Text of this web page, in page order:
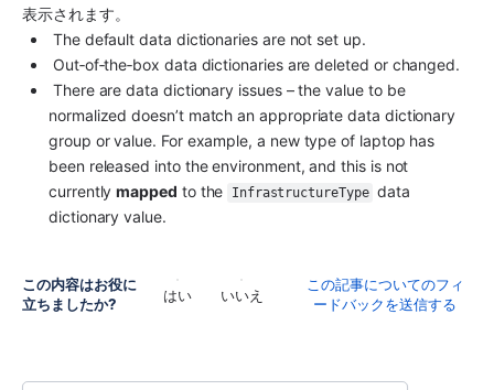
表示されます。
The default data dictionaries are not set up.
Out‑of‑the‑box data dictionaries are deleted or changed.
normalized doesn’t match an appropriate data dictionary
group or value. For example, a new type of laptop has
been released into the environment, and this is not
currently mapped to the InfrastructureType data
dictionary value.
この内容はお役に
立ちましたか?
はい いいえ
この記事についてのフィ
ードバックを送信する